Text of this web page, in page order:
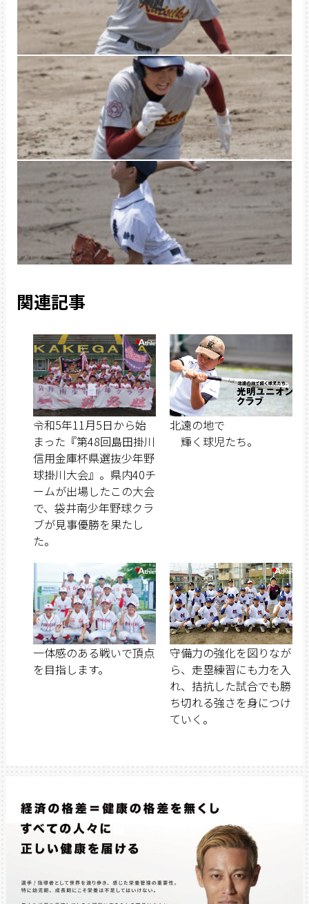
関連記事
令和5年11月5日から始
まった『第48回島田掛川
信用金庫杯県選抜少年野
球掛川大会』。県内40チ
ームが出場したこの大会
で、袋井南少年野球クラ
ブが見事優勝を果たし
た。
北遠の地で
輝く球児たち。
一体感のある戦いで頂点
を目指します。
守備力の強化を図りなが
ら、走塁練習にも力を入
れ、拮抗した試合でも勝
ち切れる強さを身につけ
ていく。